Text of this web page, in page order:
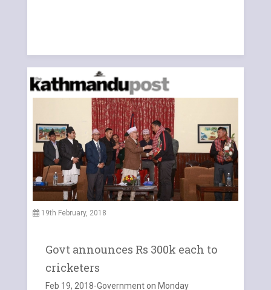
19th February, 2018
Govt announces Rs 300k each to
cricketers
Feb 19, 2018-Government on Monday